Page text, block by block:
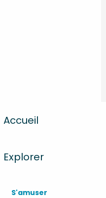
Accueil
Explorer
S'amuser
erreur